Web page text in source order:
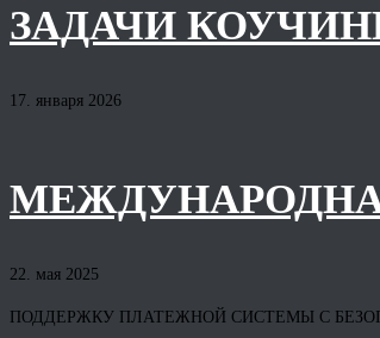
ЗАДАЧИ
17. января 2026
22. мая 2025
ПОДДЕРЖКУ ПЛАТЕЖНОЙ СИСТЕМЫ С